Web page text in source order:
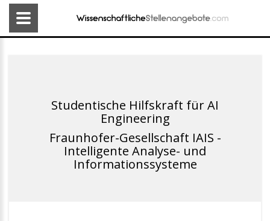
Studentische Hilfskraft für AI
Engineering
Fraunhofer-Gesellschaft IAIS -
Intelligente Analyse- und
Informationssysteme